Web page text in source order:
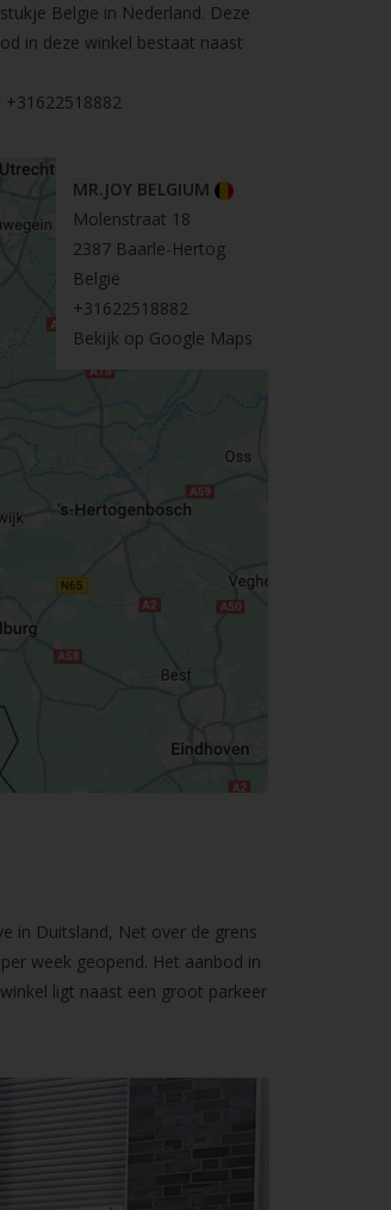
Belgie in Nederland. Deze
in deze winkel bestaat naast
+31622518882
MR.JOY BELGIUM
Molenstraat 18
2387 Baarle-Hertog
België
+31622518882
Bekijk op Google Maps
in Duitsland, Net over de grens
week geopend. Het aanbod in
ligt naast een groot parkeer